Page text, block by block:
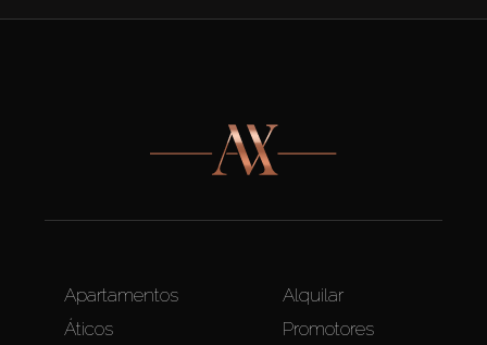
Apartamentos
Áticos
Alquilar
Promotores